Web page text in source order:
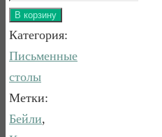
товара
СТОЛ
ПИСЬМЕННЫЙ
БЕЙЛИ
БЕЛЫЙ
ВОСК/
В корзину
Категория:
Письменные
столы
Метки:
Бейли,